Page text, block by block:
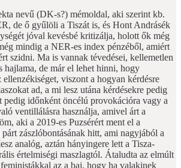
nevű (DK-s?) mémoldal, aki szerint kb.
de ő gyűlöli a Tiszát is, és Hont Andrásék
jóval kevésbé kritizálja, holott ők még
mindig a NER-es index pénzéből, amiért
szidni. Ma is vannak tévedései, kellemetlen
hajlama, de már el lehet hinni, hogy
viszont a hogyan kérdésre
ad, a mi lesz utána kérdésekre pedig
pedig időnként öncélú provokációra vagy a
ventillálásra használja, amivel árt a
aki a 2019-es Puzsérért ment el a
zászlóbontásának hitt, ami nagyjából a
analóg, aztán hányingere lett a Tisza-
értelmiségi maszlagtól. Átaludta az elmúlt
az a baj, hogy ha valakinek